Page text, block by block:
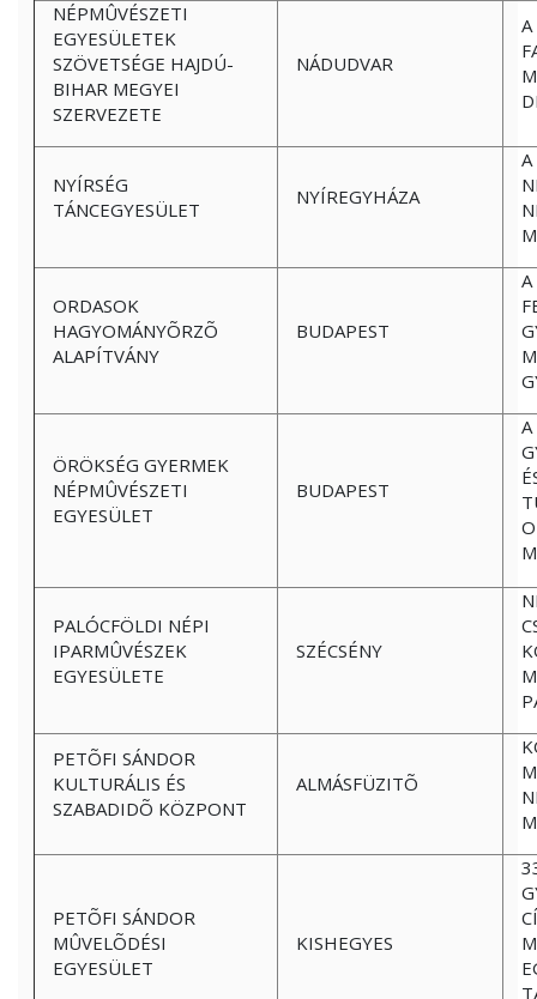
NÉPMÛVÉSZETI
EGYESÜLETEK
SZÖVETSÉGE HAJDÚ-
BIHAR MEGYEI
SZERVEZETE
NÁDUDVAR
NYÍRSÉG
TÁNCEGYESÜLET
NYÍREGYHÁZA
A
ORDASOK
HAGYOMÁNYÕRZÕ
ALAPÍTVÁNY
BUDAPEST
A
ÖRÖKSÉG GYERMEK
NÉPMÛVÉSZETI
EGYESÜLET
BUDAPEST
A
PALÓCFÖLDI NÉPI
IPARMÛVÉSZEK
EGYESÜLETE
SZÉCSÉNY
PETÕFI SÁNDOR
KULTURÁLIS ÉS
SZABADIDÕ KÖZPONT
ALMÁSFÜZITÕ
PETÕFI SÁNDOR
MÛVELÕDÉSI
EGYESÜLET
KISHEGYES